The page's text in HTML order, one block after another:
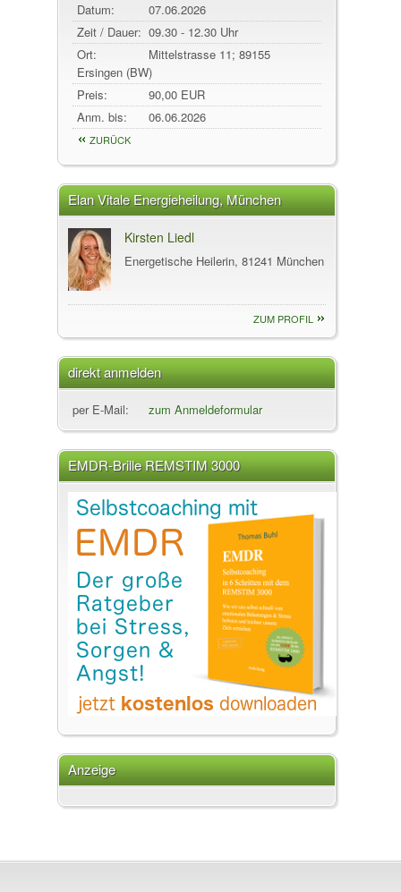
Datum:
07.06.2026
Zeit / Dauer: 09.30 - 12.30 Uhr
Ort:
Mittelstrasse 11; 89155
Ersingen (BW)
89155 Erbach
Preis:
90,00 EUR
Anm. bis:
06.06.2026
ZURÜCK
Elan Vitale Energieheilung, München
Kirsten Liedl
Energetische Heilerin, 81241 München
ZUM PROFIL
direkt anmelden
per E-Mail: zum Anmeldeformular
EMDR-Brille REMSTIM 3000
Anzeige